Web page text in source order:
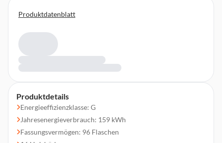
Produktdetails
Energieeffizienzklasse: G
Jahresenergieverbrauch: 159 kWh
Fassungsvermögen: 96 Flaschen
Produktdatenblatt